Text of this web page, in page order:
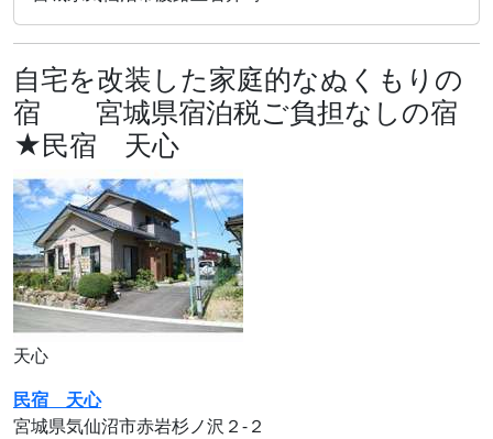
自宅を改装した家庭的なぬくもりの
宿 宮城県宿泊税ご負担なしの宿
★民宿 天心
天心
民宿 天心
宮城県気仙沼市赤岩杉ノ沢２‐２